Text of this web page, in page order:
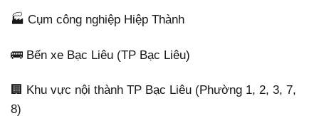
🏭 Cụm công nghiệp Hiệp Thành
🚌 Bến xe Bạc Liêu (TP Bạc Liêu)
🏢 Khu vực nội thành TP Bạc Liêu (Phường 1, 2, 3, 7,
8)